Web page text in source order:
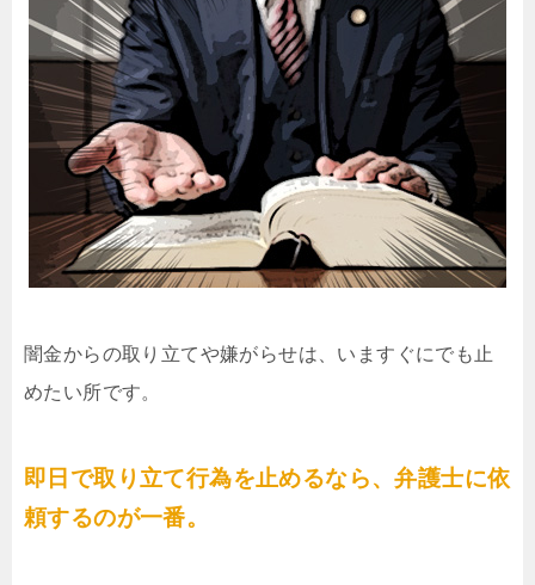
闇金からの取り立てや嫌がらせは、いますぐにでも止
めたい所です。
即日で取り立て行為を止めるなら、弁護士に依
頼するのが一番。